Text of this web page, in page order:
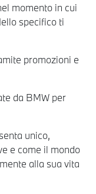
momento in cui
specifico ti
promozioni e
da BMW per
unico,
e come il mondo
alla sua vita